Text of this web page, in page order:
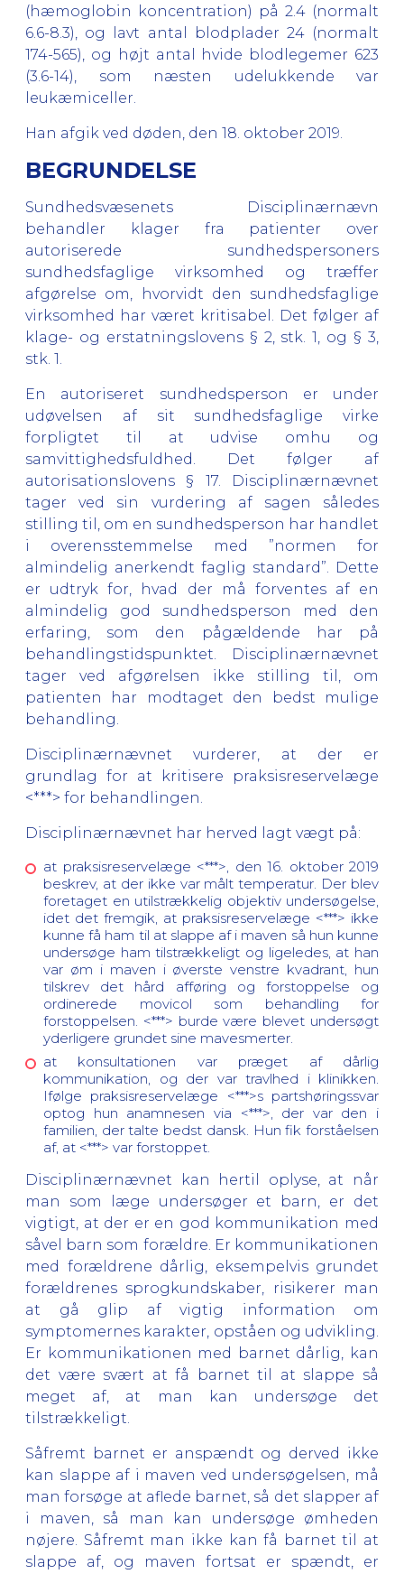
(hæmoglobin koncentration) på 2.4 (normalt
6.6-8.3), og lavt antal blodplader 24 (normalt
174-565), og højt antal hvide blodlegemer 623
(3.6-14), som næsten udelukkende var
leukæmiceller.
Han afgik ved døden, den 18. oktober 2019.
BEGRUNDELSE
Sundhedsvæsenets Disciplinærnævn
behandler klager fra patienter over
autoriserede sundhedspersoners
sundhedsfaglige virksomhed og træffer
afgørelse om, hvorvidt den sundhedsfaglige
virksomhed har været kritisabel. Det følger af
klage- og erstatningslovens § 2, stk. 1, og § 3,
stk. 1.
En autoriseret sundhedsperson er under
udøvelsen af sit sundhedsfaglige virke
forpligtet til at udvise omhu og
samvittighedsfuldhed. Det følger af
autorisationslovens § 17. Disciplinærnævnet
tager ved sin vurdering af sagen således
stilling til, om en sundhedsperson har handlet
i overensstemmelse med ”normen for
almindelig anerkendt faglig standard”. Dette
er udtryk for, hvad der må forventes af en
almindelig god sundhedsperson med den
erfaring, som den pågældende har på
behandlingstidspunktet. Disciplinærnævnet
tager ved afgørelsen ikke stilling til, om
patienten har modtaget den bedst mulige
behandling.
Disciplinærnævnet vurderer, at der er
grundlag for at kritisere praksisreservelæge
<***> for behandlingen.
Disciplinærnævnet har herved lagt vægt på:
at praksisreservelæge <***>, den 16. oktober 2019
beskrev, at der ikke var målt temperatur. Der blev
foretaget en utilstrækkelig objektiv undersøgelse,
idet det fremgik, at praksisreservelæge <***> ikke
kunne få ham til at slappe af i maven så hun kunne
undersøge ham tilstrækkeligt og ligeledes, at han
var øm i maven i øverste venstre kvadrant, hun
tilskrev det hård afføring og forstoppelse og
ordinerede movicol som behandling for
forstoppelsen. <***> burde være blevet undersøgt
yderligere grundet sine mavesmerter.
at konsultationen var præget af dårlig
kommunikation, og der var travlhed i klinikken.
Ifølge praksisreservelæge <***>s partshøringssvar
optog hun anamnesen via <***>, der var den i
familien, der talte bedst dansk. Hun fik forståelsen
af, at <***> var forstoppet.
Disciplinærnævnet kan hertil oplyse, at når
man som læge undersøger et barn, er det
vigtigt, at der er en god kommunikation med
såvel barn som forældre. Er kommunikationen
med forældrene dårlig, eksempelvis grundet
forældrenes sprogkundskaber, risikerer man
at gå glip af vigtig information om
symptomernes karakter, opståen og udvikling.
Er kommunikationen med barnet dårlig, kan
det være svært at få barnet til at slappe så
meget af, at man kan undersøge det
tilstrækkeligt.
Såfremt barnet er anspændt og derved ikke
kan slappe af i maven ved undersøgelsen, må
man forsøge at aflede barnet, så det slapper af
i maven, så man kan undersøge ømheden
nøjere. Såfremt man ikke kan få barnet til at
slappe af, og maven fortsat er spændt, er